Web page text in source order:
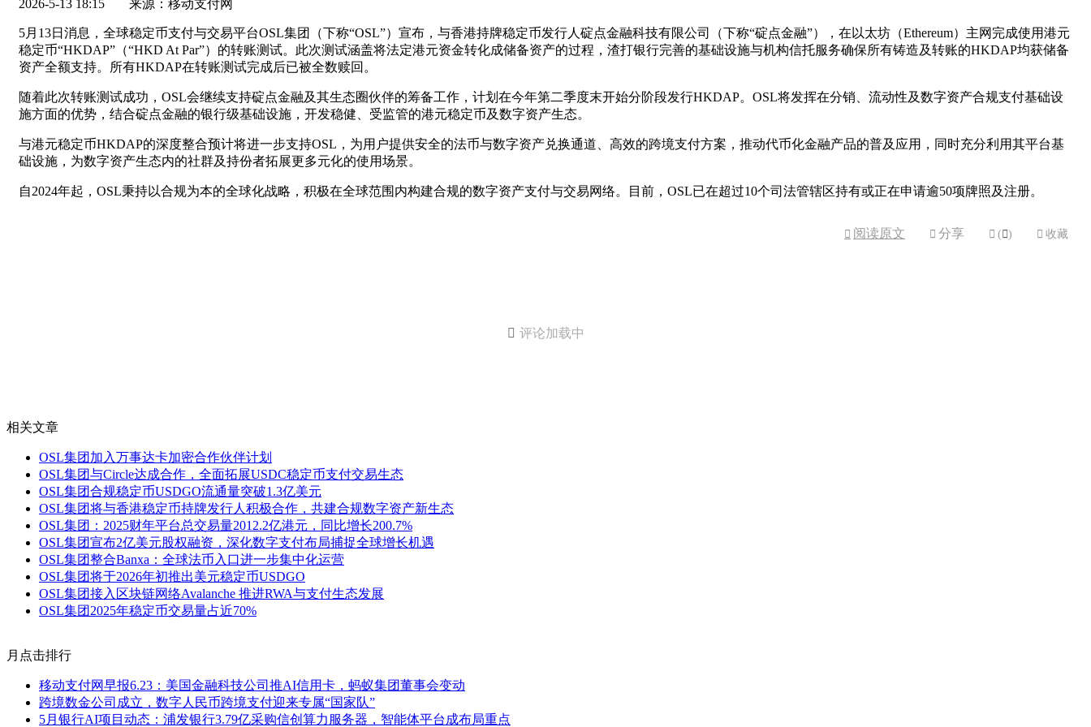
2026-5-13 18:15 来源：移动支付网
5月13日消息，全球稳定币支付与交易平台OSL集团（下称“OSL”）宣布，与香港持牌稳定币发行人碇点金融科技有限公司（下称“碇点金融”），在以太坊（Ethereum）主网完成使用港元
稳定币“HKDAP”（“HKD At Par”）的转账测试。此次测试涵盖将法定港元资金转化成储备资产的过程，渣打银行完善的基础设施与机构信托服务确保所有铸造及转账的HKDAP均获储备
资产全额支持。所有HKDAP在转账测试完成后已被全数赎回。
随着此次转账测试成功，OSL会继续支持碇点金融及其生态圈伙伴的筹备工作，计划在今年第二季度末开始分阶段发行HKDAP。OSL将发挥在分销、流动性及数字资产合规支付基础设
施方面的优势，结合碇点金融的银行级基础设施，开发稳健、受监管的港元稳定币及数字资产生态。
与港元稳定币HKDAP的深度整合预计将进一步支持OSL，为用户提供安全的法币与数字资产兑换通道、高效的跨境支付方案，推动代币化金融产品的普及应用，同时充分利用其平台基
础设施，为数字资产生态内的社群及持份者拓展更多元化的使用场景。
自2024年起，OSL秉持以合规为本的全球化战略，积极在全球范围内构建合规的数字资产支付与交易网络。目前，OSL已在超过10个司法管辖区持有或正在申请逾50项牌照及注册。
 阅读原文  分享  ( )  收藏
 评论加载中
相关文章
OSL集团加入万事达卡加密合作伙伴计划
OSL集团与Circle达成合作，全面拓展USDC稳定币支付交易生态
OSL集团合规稳定币USDGO流通量突破1.3亿美元
OSL集团将与香港稳定币持牌发行人积极合作，共建合规数字资产新生态
OSL集团：2025财年平台总交易量2012.2亿港元，同比增长200.7%
OSL集团宣布2亿美元股权融资，深化数字支付布局捕捉全球增长机遇
OSL集团整合Banxa：全球法币入口进一步集中化运营
OSL集团将于2026年初推出美元稳定币USDGO
OSL集团接入区块链网络Avalanche 推进RWA与支付生态发展
OSL集团2025年稳定币交易量占近70%
月点击排行
移动支付网早报6.23：美国金融科技公司推AI信用卡，蚂蚁集团董事会变动
跨境数金公司成立，数字人民币跨境支付迎来专属“国家队”
5月银行AI项目动态：浦发银行3.79亿采购信创算力服务器，智能体平台成布局重点